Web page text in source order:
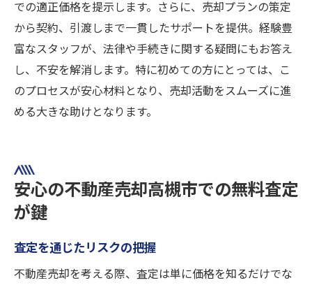
での適正価格を提示します。さらに、売却プランの策定
から契約、引渡しまで一貫したサポートを提供。経験豊
富なスタッフが、法律や手続きに関する疑問にもお答え
し、不安を解消します。特に初めての方にとっては、こ
のプロセスが安心材料となり、売却活動をスムーズに進
める大きな助けとなります。
安心の不動産売却高槻市での無料査定
が鍵
査定を通じたリスクの把握
不動産売却を考える際、査定は単に価格を知るだけでな